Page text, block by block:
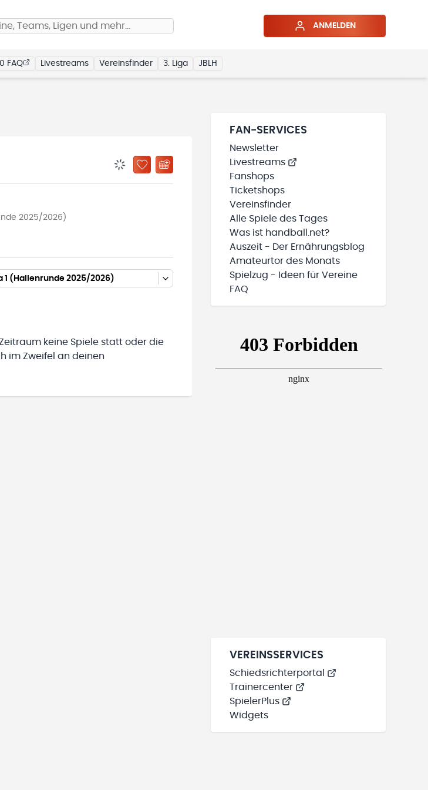
Teams, Ligen und mehr… ANMELDEN
FAQ Livestreams Vereinsfinder 3. Liga JBLH
BENACHRICHTIGUNGSSTATUS WIRD GELADEN
ZU „MEINE TEAMS“ HINZUFÜGEN
2025/2026)
(Hallenrunde 2025/2026)
keine Spiele statt oder die
im Zweifel an deinen
FAN-SERVICES
Newsletter
Livestreams
Fanshops
Ticketshops
Vereinsfinder
Alle Spiele des Tages
Was ist handball.net?
Auszeit - Der Ernährungsblog
Amateurtor des Monats
Spielzug - Ideen für Vereine
FAQ
VEREINSSERVICES
Schiedsrichterportal
Trainercenter
SpielerPlus
Widgets